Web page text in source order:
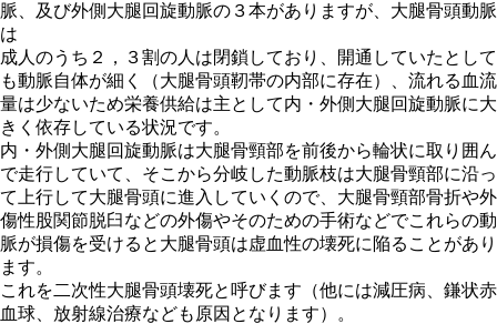
脈、及び外側大腿回旋動脈の３本がありますが、大腿骨頭動脈
は
成人のうち２，３割の人は閉鎖しており、開通していたとして
も動脈自体が細く（大腿骨頭靭帯の内部に存在）、流れる血流
量は少ないため栄養供給は主として内・外側大腿回旋動脈に大
きく依存している状況です。
内・外側大腿回旋動脈は大腿骨頸部を前後から輪状に取り囲ん
で走行していて、そこから分岐した動脈枝は大腿骨頸部に沿っ
て上行して大腿骨頭に進入していくので、大腿骨頸部骨折や外
傷性股関節脱臼などの外傷やそのための手術などでこれらの動
脈が損傷を受けると大腿骨頭は虚血性の壊死に陥ることがあり
ます。
これを二次性大腿骨頭壊死と呼びます（他には減圧病、鎌状赤
血球、放射線治療なども原因となります）。